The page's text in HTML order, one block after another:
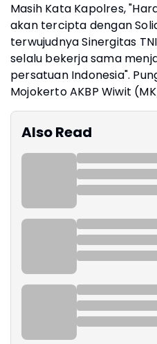
Masih Kata Kapolres,
akan tercipta dengan
terwujudnya Sinergitas
selalu bekerja sama
persatuan Indonesia".
Mojokerto AKBP Wiwit
Also Read